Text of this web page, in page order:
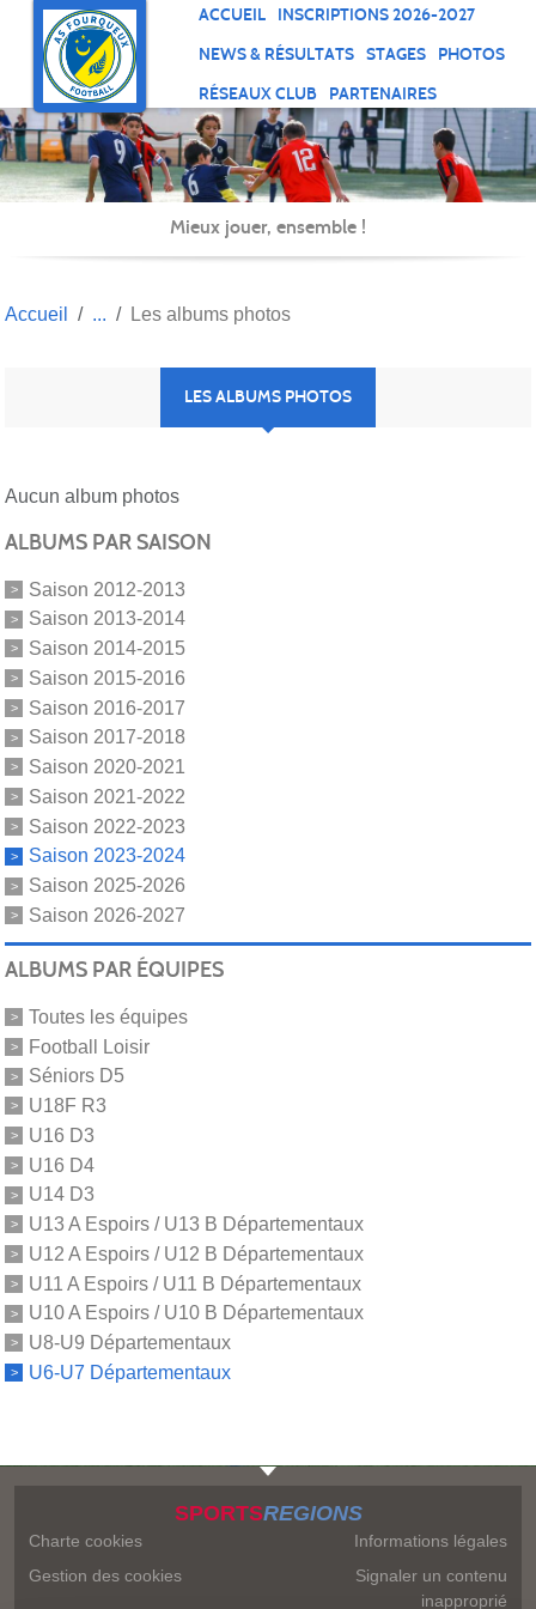
ACCUEIL
INSCRIPTIONS 2026-2027
NEWS & RÉSULTATS
STAGES
PHOTOS
RÉSEAUX CLUB
PARTENAIRES
Mieux jouer, ensemble !
Accueil Les albums photos
LES ALBUMS PHOTOS
Aucun album photos
ALBUMS PAR SAISON
Saison 2012-2013
Saison 2013-2014
Saison 2014-2015
Saison 2015-2016
Saison 2016-2017
Saison 2017-2018
Saison 2020-2021
Saison 2021-2022
Saison 2022-2023
Saison 2023-2024
Saison 2025-2026
Saison 2026-2027
ALBUMS PAR ÉQUIPES
Toutes les équipes
Football Loisir
Séniors D5
U18F R3
U16 D3
U16 D4
U14 D3
U13 A Espoirs / U13 B Départementaux
U12 A Espoirs / U12 B Départementaux
U11 A Espoirs / U11 B Départementaux
U10 A Espoirs / U10 B Départementaux
U8-U9 Départementaux
U6-U7 Départementaux
SPORTSREGIONS
Charte cookies
Gestion des cookies
Informations légales
Signaler un contenu
inapproprié
Panneau de gestion des cookies